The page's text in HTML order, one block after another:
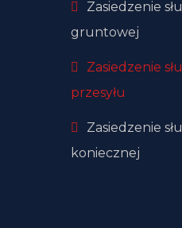
Zasiedzenie
gruntowej
Zasiedzenie
przesyłu
Zasiedzenie
koniecznej